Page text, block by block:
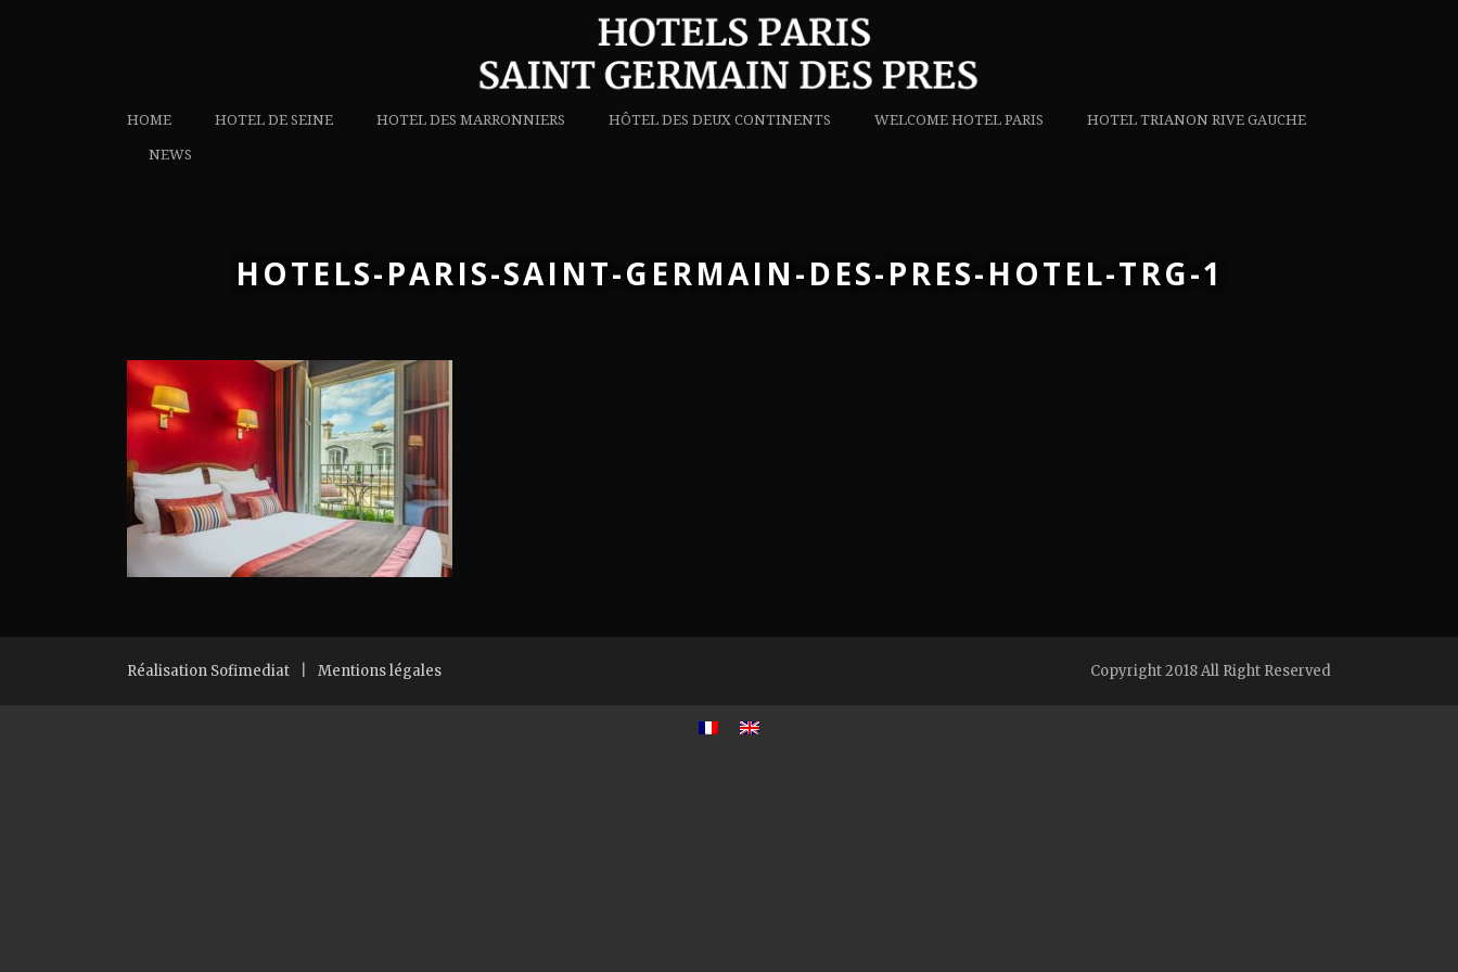
HOME HOTEL DE SEINE HOTEL DES MARRONNIERS HÔTEL DES DEUX CONTINENTS WELCOME HOTEL PARIS HOTEL TRIANON RIVE GAUCHE
NEWS
HOTELS-PARIS-SAINT-GERMAIN-DES-PRES-HOTEL-TRG-1
Réalisation Sofimediat Mentions légales Copyright 2018 All Right Reserved